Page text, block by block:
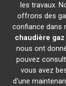
les travaux.
offrons des
confiance dans
chaudière
nous ont
pouvez
vous avez
d'une